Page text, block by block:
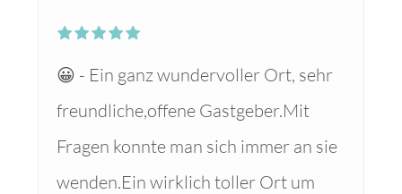
😀 - Ein ganz wundervoller Ort, sehr
freundliche,offene Gastgeber.Mit
Fragen konnte man sich immer an sie
wenden.Ein wirklich toller Ort um